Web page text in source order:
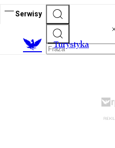
Serwisy
Turystyka